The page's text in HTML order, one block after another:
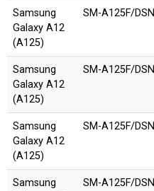
Samsung
Galaxy A12
(A125)
SM-A125F/DSN
Samsung
Galaxy A12
(A125)
SM-A125F/DSN
Samsung
Galaxy A12
(A125)
SM-A125F/DSN
Samsung
SM-A125F/DSN